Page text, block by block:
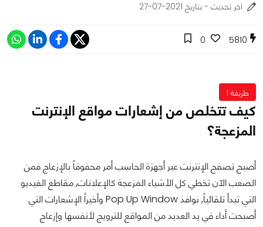
اخر تحديث - بتاريخ 2021-07-27
5810
0
طريقة 1
كيف تتخلص من إشعارات مواقع الإنترنت
المزعجة؟
أصبح تصفح الإنترنت عبر أجهزة الحاسب أمر محفوفاً بالإزعاج فمن
الصعب الآن تخطي كل الأشياء المزعجة كالإعلانات, مقاطع الفيديو
التي تبدأ تلقائياً, نوافذ Pop Up Window وأخيراً الإشعارات التي
أصبحت أداء في يد العديد من المواقع للترويج لأنفسها وإزعاج